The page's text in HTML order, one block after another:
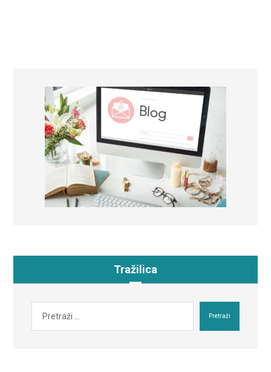
Tražilica
Pretraži